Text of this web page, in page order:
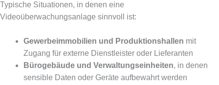
Typische Situationen, in denen eine
Videoüberwachungsanlage sinnvoll ist:
Gewerbeimmobilien und Produktionshallen mit
Zugang für externe Dienstleister oder Lieferanten
Bürogebäude und Verwaltungseinheiten, in denen
sensible Daten oder Geräte aufbewahrt werden